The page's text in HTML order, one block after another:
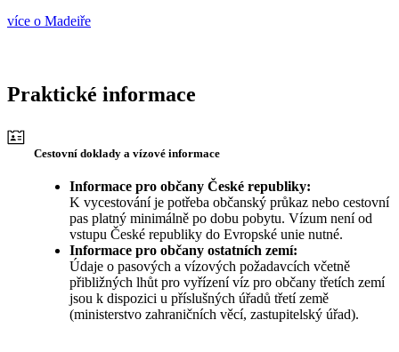
více o Madeiře
Praktické informace
Cestovní doklady a vízové informace
Informace pro občany České republiky:
K vycestování je potřeba občanský průkaz nebo cestovní
pas platný minimálně po dobu pobytu. Vízum není od
vstupu České republiky do Evropské unie nutné.
Informace pro občany ostatních zemí:
Údaje o pasových a vízových požadavcích včetně
přibližných lhůt pro vyřízení víz pro občany třetích zemí
jsou k dispozici u příslušných úřadů třetí země
(ministerstvo zahraničních věcí, zastupitelský úřad).